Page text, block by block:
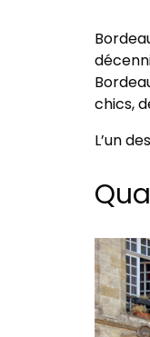
chics,
L’un